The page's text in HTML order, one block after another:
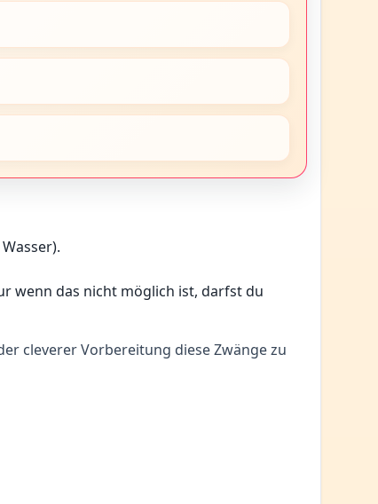
wenn das nicht möglich ist, darfst du
cleverer Vorbereitung diese Zwänge zu